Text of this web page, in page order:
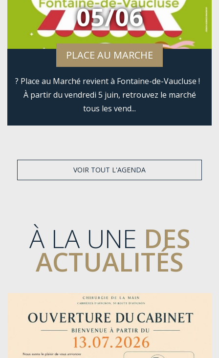
05/06
PLACE AU MARCHE
? Place au Marché revient à Fontaine-de-Vaucluse !
À partir du vendredi 5 juin, retrouvez le marché
tous les vend...
VOIR TOUT L'AGENDA
À LA UNE DES
ACTUALITÉS